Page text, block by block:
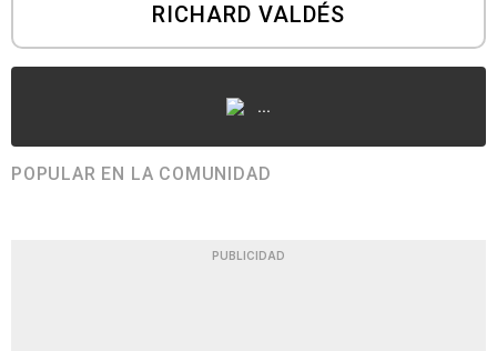
RICHARD VALDÉS
...
POPULAR EN LA COMUNIDAD
PUBLICIDAD